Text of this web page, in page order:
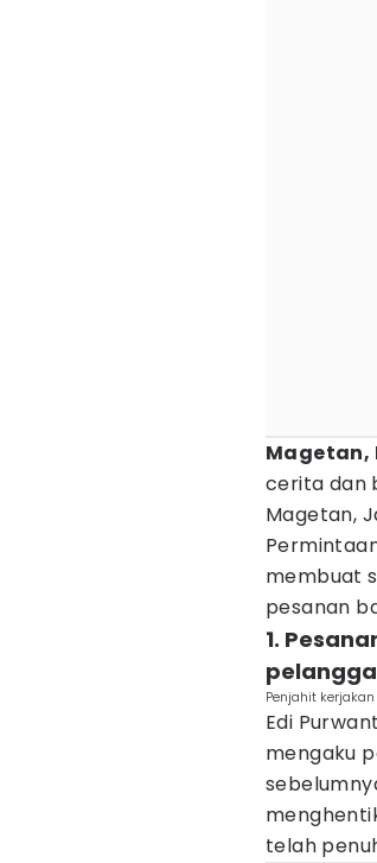
Magetan,
cerita dan
Magetan,
membuat
pesanan
1.
Penjahit
Edi
mengaku
telah